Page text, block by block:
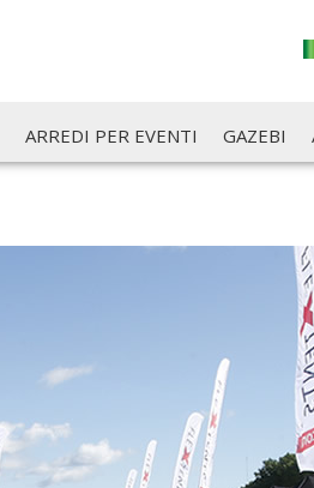
ARREDI PER EVENTI GAZEBI